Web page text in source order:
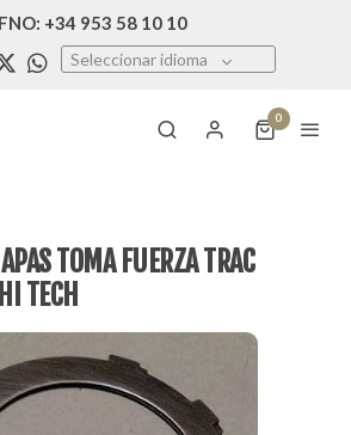
+34 953 58 10 10
Seleccionar idioma
0
TOMA FUERZA TRAC
TECH